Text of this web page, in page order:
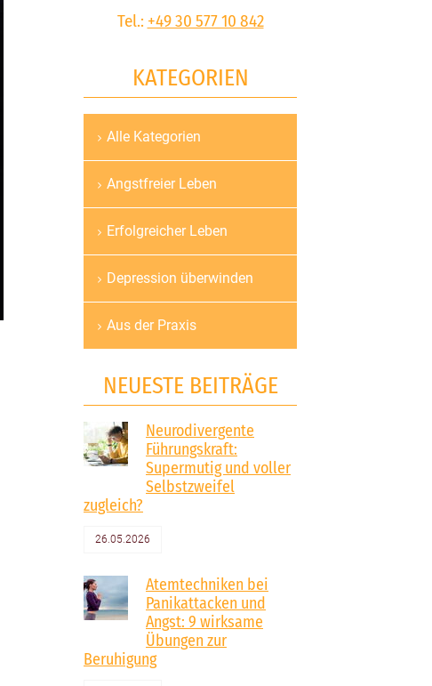
Tel.: +49 30 577 10 842
KATEGORIEN
Navigation
überspringen
Alle Kategorien
Angstfreier Leben
Erfolgreicher Leben
Depression überwinden
Aus der Praxis
NEUESTE BEITRÄGE
Neurodivergente
Führungskraft:
Supermutig und voller
Selbstzweifel
zugleich?
26.05.2026
Atemtechniken bei
Panikattacken und
Angst: 9 wirksame
Übungen zur
Beruhigung